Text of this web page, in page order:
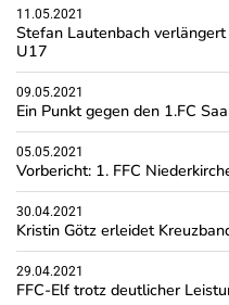
11.05.2021
Stefan Lautenbach
U17
09.05.2021
Ein Punkt gegen den 1.FC
05.05.2021
Vorbericht: 1. FFC
30.04.2021
Kristin Götz erleidet
29.04.2021
FFC-Elf trotz deutlicher